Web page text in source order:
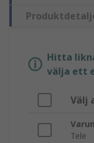
Hitta
välja ett
Välj
Tele